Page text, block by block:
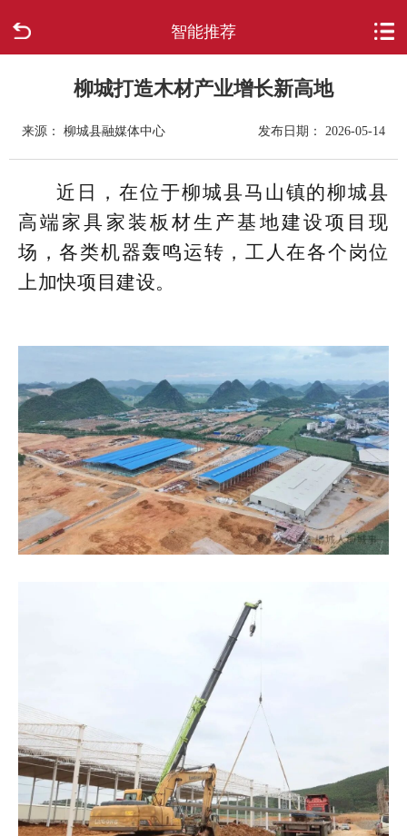
智能推荐
新闻中心
政府信息公开
网上办事
互动回应
柳城打造木材产业增长新高地
来源： 柳城县融媒体中心 发布日期： 2026-05-14
近日，在位于柳城县马山镇的柳城县
高端家具家装板材生产基地建设项目现
场，各类机器轰鸣运转，工人在各个岗位
上加快项目建设。